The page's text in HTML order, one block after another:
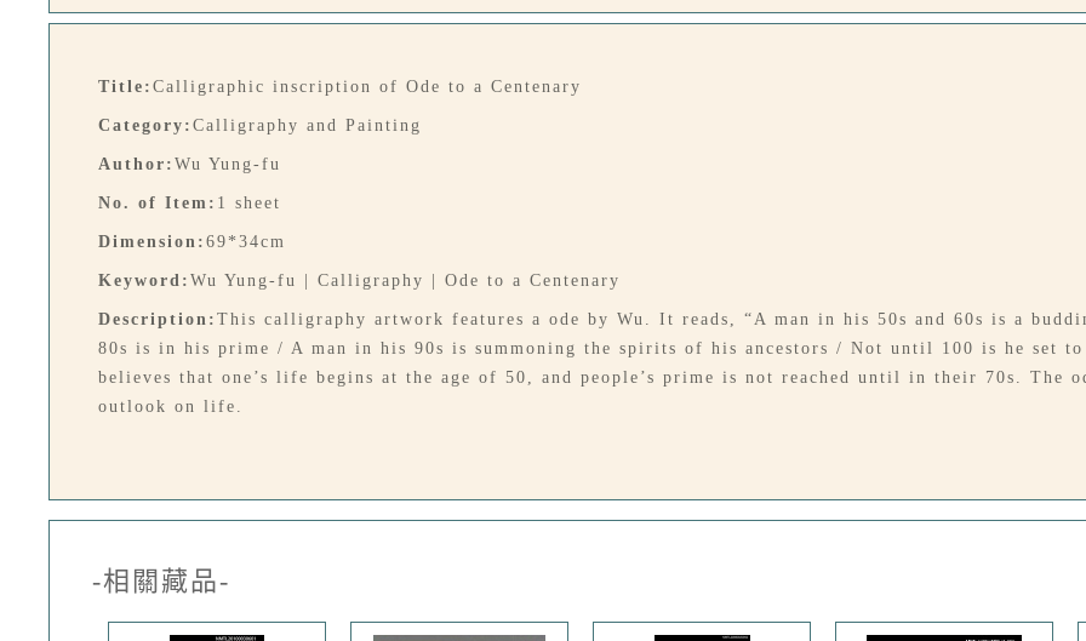
Title: Calligraphic inscription of Ode to a Centenary
Category: Calligraphy and Painting
Author: Wu Yung-fu
No. of Item: 1 sheet
Dimension: 69*34cm
Keyword: Wu Yung-fu | Calligraphy | Ode to a Centenary
Description: This calligraphy artwork features a ode by Wu. It reads, “A man in his 50s and 60s is a
80s is in his prime / A man in his 90s is summoning the spirits of his ancestors / Not until 100 is he set
believes that one’s life begins at the age of 50, and people’s prime is not reached until in their 70s. The
outlook on life.
-相關藏品-